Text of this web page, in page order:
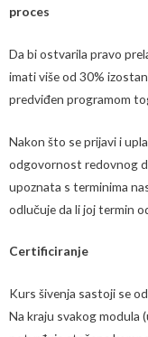
proces
Da bi ostvarila pravo
imati više od 30%
predviđen programom
Nakon što se prijavi i
odgovornost redovnog
upoznata s terminima
odlučuje da li joj termin
Certificiranje
Kurs šivenja sastoji se
Na kraju svakog modula